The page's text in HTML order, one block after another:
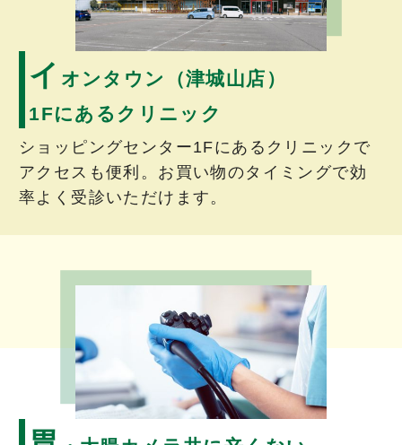
イ オンタウン（津城山店）
1Fにあるクリニック
ショッピングセンター1Fにあるクリニックで
アクセスも便利。お買い物のタイミングで効
率よく受診いただけます。